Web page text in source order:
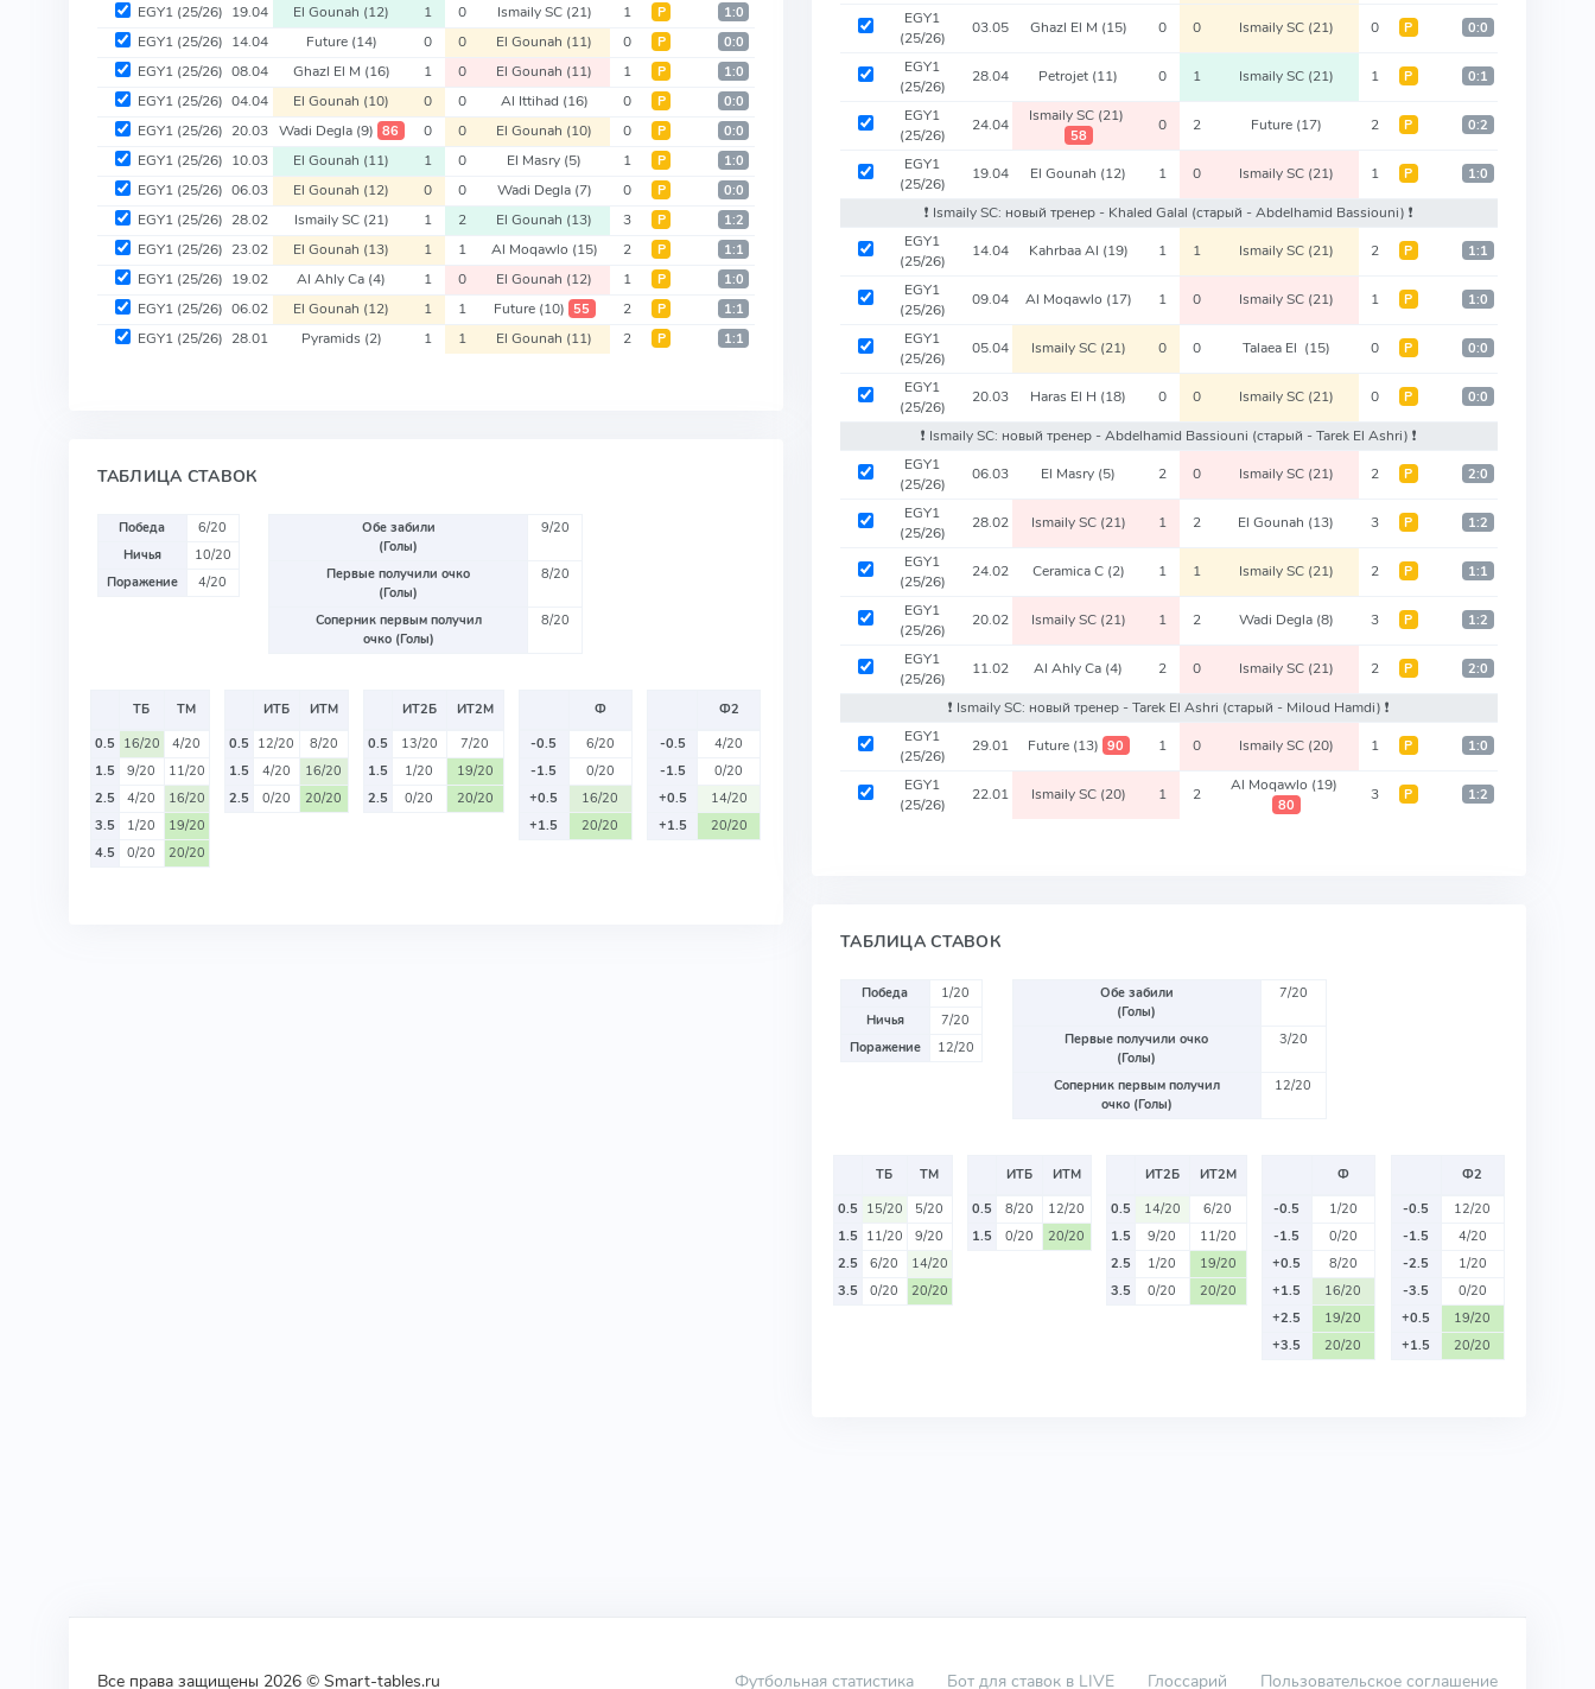
EGY1 (25/26) 19.04 El Gounah (12) 1 0 Ismaily SC (21) 1 Р 1:0
EGY1 (25/26) 14.04 Future (14) 0 0 El Gounah (11) 0 Р 0:0
EGY1 (25/26) 08.04 Ghazl El M (16) 1 0 El Gounah (11) 1 Р 1:0
EGY1 (25/26) 04.04 El Gounah (10) 0 0 Al Ittihad (16) 0 Р 0:0
EGY1 (25/26) 20.03 Wadi Degla (9) 86 0 0 El Gounah (10) 0 Р 0:0
EGY1 (25/26) 10.03 El Gounah (11) 1 0 El Masry (5) 1 Р 1:0
EGY1 (25/26) 06.03 El Gounah (12) 0 0 Wadi Degla (7) 0 Р 0:0
EGY1 (25/26) 28.02 Ismaily SC (21) 1 2 El Gounah (13) 3 Р 1:2
EGY1 (25/26) 23.02 El Gounah (13) 1 1 Al Moqawlo (15) 2 Р 1:1
EGY1 (25/26) 19.02 Al Ahly Ca (4) 1 0 El Gounah (12) 1 Р 1:0
EGY1 (25/26) 06.02 El Gounah (12) 1 1 Future (10) 55 2 Р 1:1
EGY1 (25/26) 28.01 Pyramids (2) 1 1 El Gounah (11) 2 Р 1:1
ТАБЛИЦА СТАВОК
Победа
6/20
Ничья
10/20
Поражение
4/20
Обе забили
(Голы)
9/20
Первые получили очко
(Голы)
8/20
Соперник первым получил
очко (Голы)
8/20
ТБ
ТМ
0.5 16/20
4/20
1.5
9/20
11/20
2.5
4/20
16/20
3.5
1/20
19/20
4.5
0/20 20/20
ИТБ
ИТМ
0.5 12/20
8/20
1.5
4/20
16/20
2.5
0/20 20/20
ИТ2Б
ИТ2М
0.5
13/20
7/20
1.5
1/20
19/20
2.5
0/20 20/20
Ф
-0.5
6/20
-1.5
0/20
+0.5
16/20
+1.5
20/20
Ф2
-0.5
4/20
-1.5
0/20
+0.5
14/20
+1.5
20/20
EGY1
(25/26)
03.05 Ghazl El M (15) 0 0 Ismaily SC (21) 0 Р 0:0
EGY1
(25/26)
28.04 Petrojet (11) 0 1 Ismaily SC (21) 1 Р 0:1
EGY1
(25/26)
24.04 Ismaily SC (21)
58
0 2 Future (17) 2 Р 0:2
EGY1
(25/26)
19.04 El Gounah (12) 1 0 Ismaily SC (21) 1 Р 1:0
❗️ Ismaily SC: новый тренер - Khaled Galal (старый - Abdelhamid Bassiouni) ❗️
EGY1
(25/26)
14.04 Kahrbaa Al (19) 1 1 Ismaily SC (21) 2 Р 1:1
EGY1
(25/26)
09.04 Al Moqawlo (17) 1 0 Ismaily SC (21) 1 Р 1:0
EGY1
(25/26)
05.04 Ismaily SC (21) 0 0 Talaea El (15) 0 Р 0:0
EGY1
(25/26)
20.03 Haras El H (18) 0 0 Ismaily SC (21) 0 Р 0:0
❗️ Ismaily SC: новый тренер - Abdelhamid Bassiouni (старый - Tarek El Ashri) ❗️
EGY1
(25/26)
06.03 El Masry (5) 2 0 Ismaily SC (21) 2 Р 2:0
EGY1
(25/26)
28.02 Ismaily SC (21) 1 2 El Gounah (13) 3 Р 1:2
EGY1
(25/26)
24.02 Ceramica C (2) 1 1 Ismaily SC (21) 2 Р 1:1
EGY1
(25/26)
20.02 Ismaily SC (21) 1 2 Wadi Degla (8) 3 Р 1:2
EGY1
(25/26)
11.02 Al Ahly Ca (4) 2 0 Ismaily SC (21) 2 Р 2:0
❗️ Ismaily SC: новый тренер - Tarek El Ashri (старый - Miloud Hamdi) ❗️
EGY1
(25/26)
29.01 Future (13) 90 1 0 Ismaily SC (20) 1 Р 1:0
EGY1
(25/26)
22.01 Ismaily SC (20) 1 2 Al Moqawlo (19)
80
3 Р 1:2
ТАБЛИЦА СТАВОК
Победа
1/20
Ничья
7/20
Поражение
12/20
Обе забили
(Голы)
7/20
Первые получили очко
(Голы)
3/20
Соперник первым получил
очко (Голы)
12/20
ТБ
ТМ
0.5 15/20
5/20
1.5 11/20
9/20
2.5
6/20
14/20
3.5
0/20 20/20
ИТБ
ИТМ
0.5
8/20
12/20
1.5
0/20 20/20
ИТ2Б
ИТ2М
0.5
14/20
6/20
1.5
9/20
11/20
2.5
1/20
19/20
3.5
0/20 20/20
Ф
-0.5
1/20
-1.5
0/20
+0.5
8/20
+1.5
16/20
+2.5
19/20
+3.5
20/20
Ф2
-0.5
12/20
-1.5
4/20
-2.5
1/20
-3.5
0/20
+0.5
19/20
+1.5
20/20
Все права защищены 2026 © Smart-tables.ru Футбольная статистика Бот для ставок в LIVE Глоссарий Пользовательское соглашение